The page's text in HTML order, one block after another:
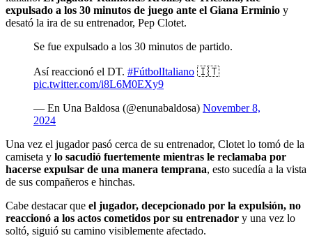
expulsado a los 30 minutos de juego ante el Giana Erminio y
desató la ira de su entrenador, Pep Clotet.
Se fue expulsado a los 30 minutos de partido.
Así reaccionó el DT. #FútbolItaliano 🇮🇹
pic.twitter.com/i8L6M0EXy9
— En Una Baldosa (@enunabaldosa) November 8,
2024
Una vez el jugador pasó cerca de su entrenador, Clotet lo tomó de la
camiseta y lo sacudió fuertemente mientras le reclamaba por
hacerse expulsar de una manera temprana, esto sucedía a la vista
de sus compañeros e hinchas.
Cabe destacar que el jugador, decepcionado por la expulsión, no
reaccionó a los actos cometidos por su entrenador y una vez lo
soltó, siguió su camino visiblemente afectado.